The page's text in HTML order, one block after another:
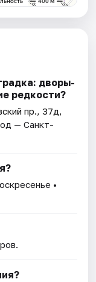
дворы-
редкости?
пр., 37д,
— Санкт-
•